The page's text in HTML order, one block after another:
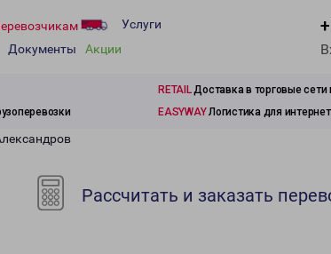
Услуги
Документы Акции
RETAILДоставка в торговые сети
EASYWAYЛогистика для
Рассчитать и заказать